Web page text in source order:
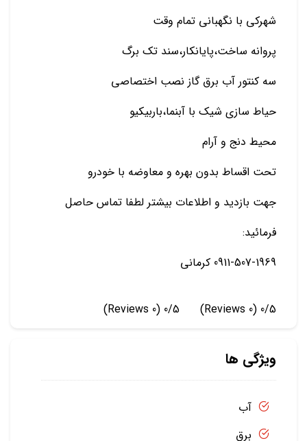
شهرکی با نگهبانی تمام وقت
پروانه ساخت،پایانکار،سند تک برگ
سه کنتور آب برق گاز نصب اختصاصی
حیاط سازی شیک با آبنما،باربیکیو
محیط دنج و آرام
تحت اقساط بدون بهره و معاوضه با خودرو
جهت بازدید و اطلاعات بیشتر لطفا تماس حاصل
فرمائید:
0911-507-1969 کرمانی
0/5
(0 Reviews)
0/5
(0 Reviews)
ویژگی ها
آب
برق